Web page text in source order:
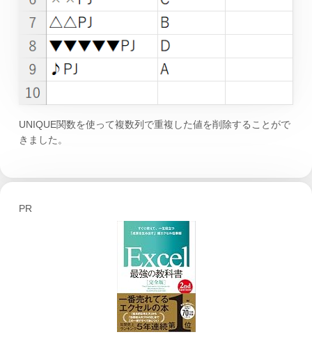
UNIQUE関数を使って複数列で重複した値を削除することがで
きました。
PR